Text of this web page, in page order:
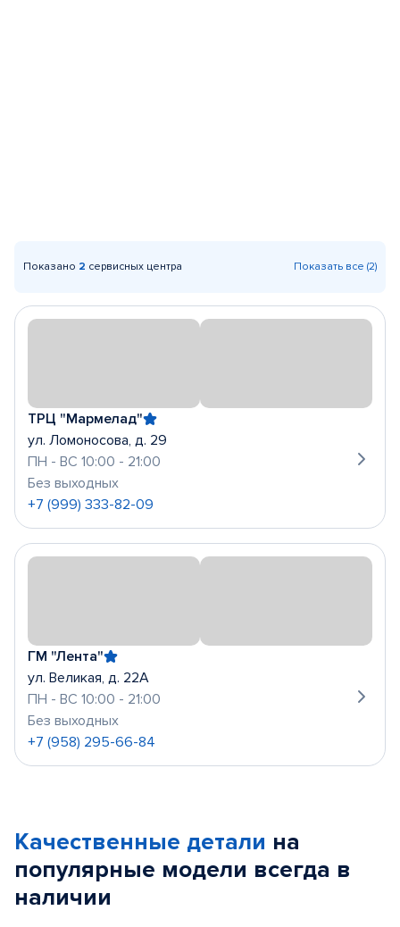
Показано 2 сервисных центра Показать все (2)
ТРЦ "Мармелад"
ул. Ломоносова, д. 29
ПН - ВС 10:00 - 21:00
Без выходных
+7 (999) 333-82-09
ГМ "Лента"
ул. Великая, д. 22А
ПН - ВС 10:00 - 21:00
Без выходных
+7 (958) 295-66-84
Качественные детали на
популярные модели всегда в
наличии